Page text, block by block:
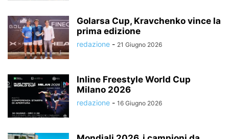
Golarsa Cup, Kravchenko vince la
prima edizione
redazione - 21 Giugno 2026
Inline Freestyle World Cup
Milano 2026
redazione - 16 Giugno 2026